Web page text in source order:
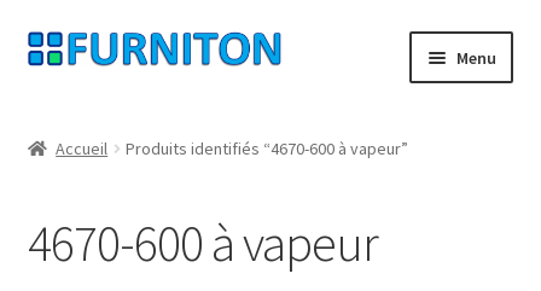
Aller
à
navigation
Aller
au
Menu
Protection des données
Accueil Produits identifiés “4670-600 à vapeur”
4670-600 à vapeur